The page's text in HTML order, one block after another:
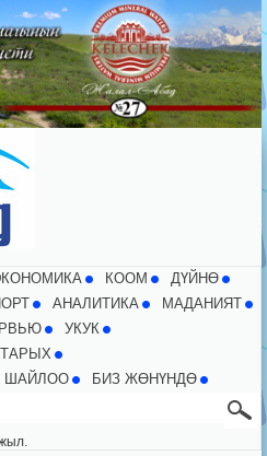
КООМ
ДҮЙНӨ
АНАЛИТИКА
МАДАНИЯТ
УКУК
ТАРЫХ
ШАЙЛОО БИЗ ЖӨНҮНДӨ